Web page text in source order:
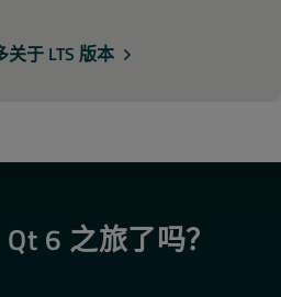
关于 LTS 版本
6 之旅了吗？